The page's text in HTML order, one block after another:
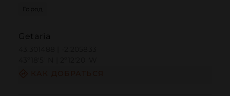
Город
Getaria